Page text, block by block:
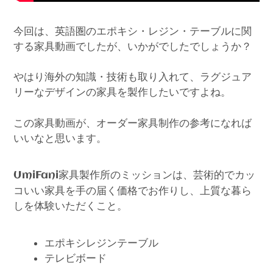
今回は、英語圏のエポキシ・レジン・テーブルに関
する家具動画でしたが、いかがでしたでしょうか？
やはり海外の知識・技術も取り入れて、ラグジュア
リーなデザインの家具を製作したいですよね。
この家具動画が、オーダー家具制作の参考になれば
いいなと思います。
UmiFani家具製作所のミッションは、芸術的でカッ
コいい家具を手の届く価格でお作りし、上質な暮ら
しを体験いただくこと。
エポキシレジンテーブル
テレビボード